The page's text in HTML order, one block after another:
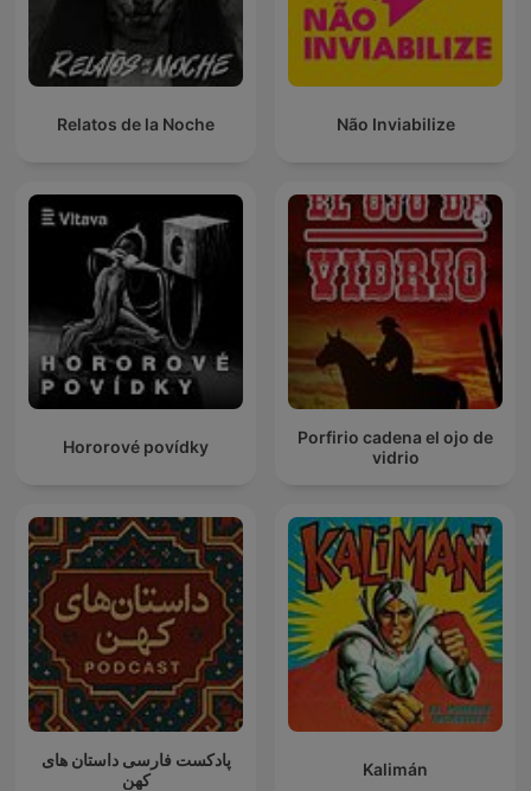
Relatos de la Noche Não Inviabilize
Hororové povídky
Porfirio cadena el ojo de
vidrio
پادکست فارسی داستان های
کهن
Kalimán